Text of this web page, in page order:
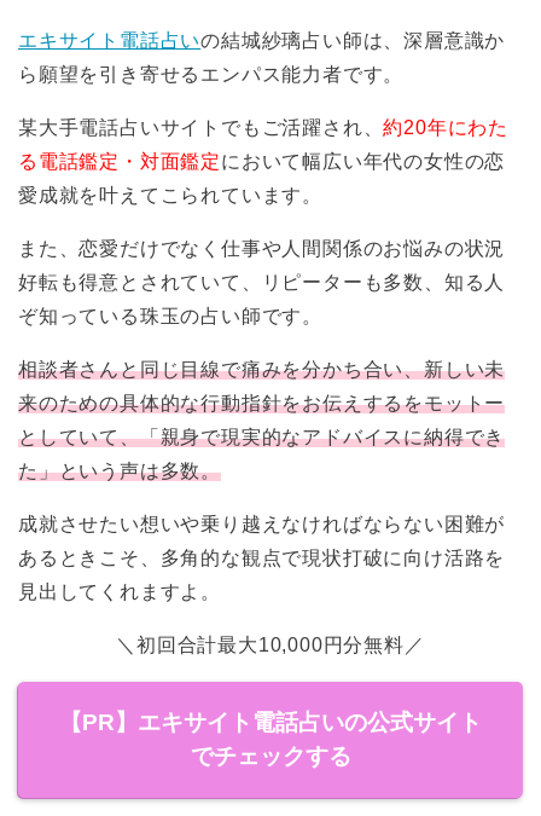
エキサイト電話占いの結城紗璃占い師は、深層意識か
ら願望を引き寄せるエンパス能力者です。
某大手電話占いサイトでもご活躍され、約20年にわた
る電話鑑定・対面鑑定において幅広い年代の女性の恋
愛成就を叶えてこられています。
また、恋愛だけでなく仕事や人間関係のお悩みの状況
好転も得意とされていて、リピーターも多数、知る人
ぞ知っている珠玉の占い師です。
相談者さんと同じ目線で痛みを分かち合い、新しい未
来のための具体的な行動指針をお伝えするをモットー
としていて、「親身で現実的なアドバイスに納得でき
た」という声は多数。
成就させたい想いや乗り越えなければならない困難が
あるときこそ、多角的な観点で現状打破に向け活路を
見出してくれますよ。
＼初回合計最大10,000円分無料／
【PR】エキサイト電話占いの公式サイト
でチェックする